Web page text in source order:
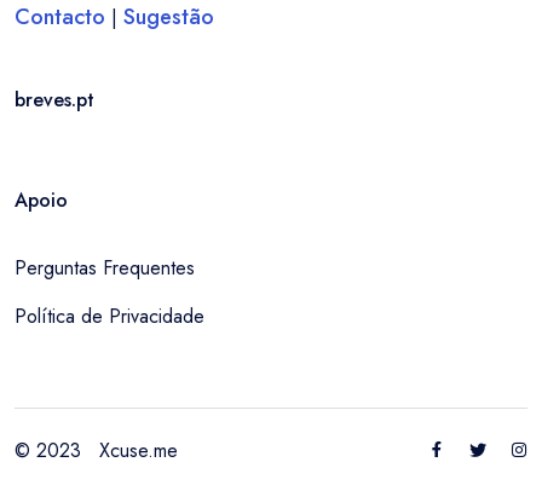
Entrar / Criar Conta Localidade
Contacto | Sugestão
breves.pt
Apoio
Perguntas Frequentes
Política de Privacidade
© 2023 Xcuse.me